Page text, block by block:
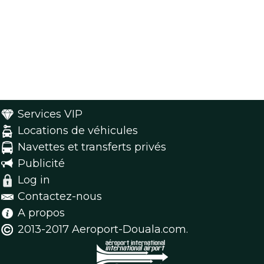
Services VIP
Locations de véhicules
Navettes et transferts privés
Publicité
Log in
Contactez-nous
A propos
2013-2017 Aeroport-Douala.com.